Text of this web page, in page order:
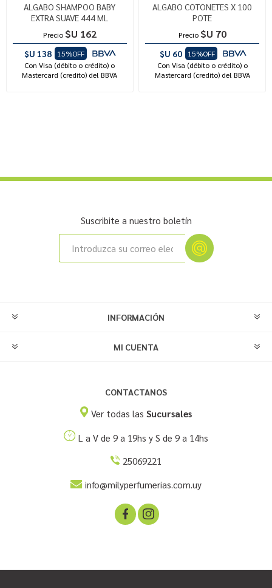
ALGABO SHAMPOO BABY
EXTRA SUAVE 444 ML
Precio $U 162
$U 138
15%OFF
Con Visa (débito o crédito) o
Mastercard (credito) del BBVA
ALGABO COTONETES X 100
POTE
Precio $U 70
$U 60
15%OFF
Con Visa (débito o crédito) o
Mastercard (credito) del BBVA
Suscribite a nuestro boletín
INFORMACIÓN
MI CUENTA
CONTACTANOS
Ver todas las Sucursales
L a V de 9 a 19hs y S de 9 a 14hs
25069221
info@milyperfumerias.com.uy